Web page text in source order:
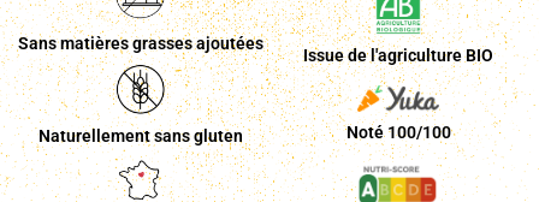
Sans matières grasses ajoutées
Naturellement sans gluten
Issue de l'agriculture BIO
Noté 100/100